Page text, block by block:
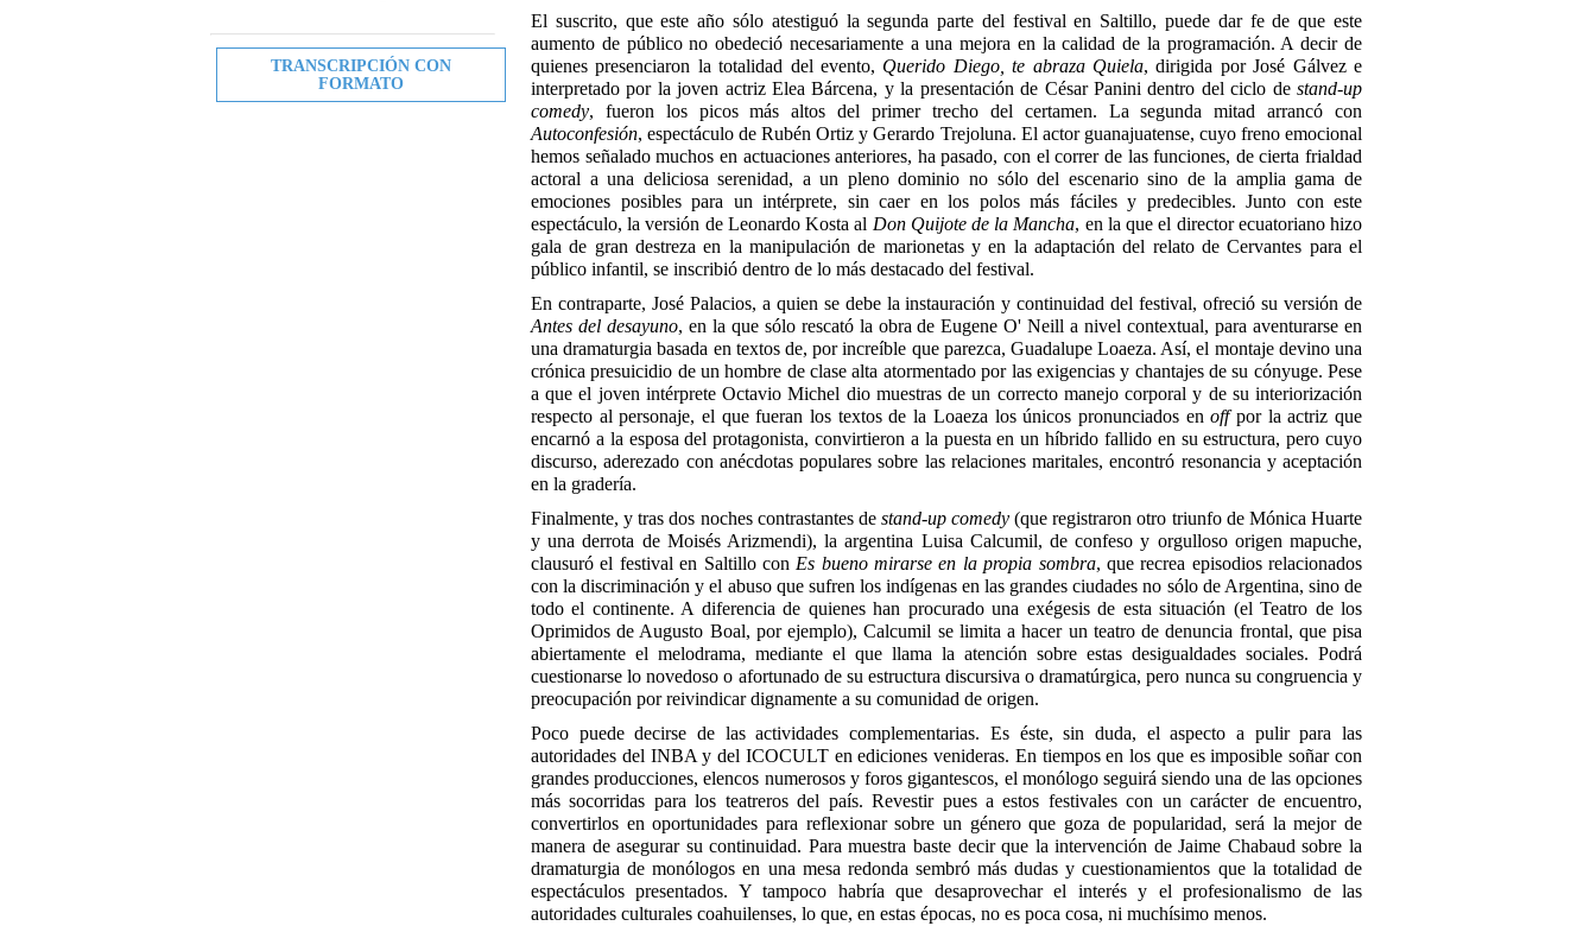
TRANSCRIPCIÓN CON
FORMATO
El suscrito, que este año sólo atestiguó la segunda parte del festival en Saltillo, puede dar fe de que este
aumento de público no obedeció necesariamente a una mejora en la calidad de la programación. A decir de
quienes presenciaron la totalidad del evento, Querido Diego, te abraza Quiela, dirigida por José Gálvez e
interpretado por la joven actriz Elea Bárcena, y la presentación de César Panini dentro del ciclo de stand-up
comedy, fueron los picos más altos del primer trecho del certamen. La segunda mitad arrancó con
Autoconfesión, espectáculo de Rubén Ortiz y Gerardo Trejoluna. El actor guanajuatense, cuyo freno emocional
hemos señalado muchos en actuaciones anteriores, ha pasado, con el correr de las funciones, de cierta frialdad
actoral a una deliciosa serenidad, a un pleno dominio no sólo del escenario sino de la amplia gama de
emociones posibles para un intérprete, sin caer en los polos más fáciles y predecibles. Junto con este
espectáculo, la versión de Leonardo Kosta al Don Quijote de la Mancha, en la que el director ecuatoriano hizo
gala de gran destreza en la manipulación de marionetas y en la adaptación del relato de Cervantes para el
público infantil, se inscribió dentro de lo más destacado del festival.
En contraparte, José Palacios, a quien se debe la instauración y continuidad del festival, ofreció su versión de
Antes del desayuno, en la que sólo rescató la obra de Eugene O' Neill a nivel contextual, para aventurarse en
una dramaturgia basada en textos de, por increíble que parezca, Guadalupe Loaeza. Así, el montaje devino una
crónica presuicidio de un hombre de clase alta atormentado por las exigencias y chantajes de su cónyuge. Pese
a que el joven intérprete Octavio Michel dio muestras de un correcto manejo corporal y de su interiorización
respecto al personaje, el que fueran los textos de la Loaeza los únicos pronunciados enoffpor la actriz que
encarnó a la esposa del protagonista, convirtieron a la puesta en un híbrido fallido en su estructura, pero cuyo
discurso, aderezado con anécdotas populares sobre las relaciones maritales, encontró resonancia y aceptación
en la gradería.
Finalmente, y tras dos noches contrastantes de stand-up comedy (que registraron otro triunfo de Mónica Huarte
y una derrota de Moisés Arizmendi), la argentina Luisa Calcumil, de confeso y orgulloso origen mapuche,
clausuró el festival en Saltillo con Es bueno mirarse en la propia sombra, que recrea episodios relacionados
con la discriminación y el abuso que sufren los indígenas en las grandes ciudades no sólo de Argentina, sino de
todo el continente. A diferencia de quienes han procurado una exégesis de esta situación (el Teatro de los
Oprimidos de Augusto Boal, por ejemplo), Calcumil se limita a hacer un teatro de denuncia frontal, que pisa
abiertamente el melodrama, mediante el que llama la atención sobre estas desigualdades sociales. Podrá
cuestionarse lo novedoso o afortunado de su estructura discursiva o dramatúrgica, pero nunca su congruencia y
preocupación por reivindicar dignamente a su comunidad de origen.
Poco puede decirse de las actividades complementarias. Es éste, sin duda, el aspecto a pulir para las
autoridades del INBA y del ICOCULT en ediciones venideras. En tiempos en los que es imposible soñar con
grandes producciones, elencos numerosos y foros gigantescos, el monólogo seguirá siendo una de las opciones
más socorridas para los teatreros del país. Revestir pues a estos festivales con un carácter de encuentro,
convertirlos en oportunidades para reflexionar sobre un género que goza de popularidad, será la mejor de
manera de asegurar su continuidad. Para muestra baste decir que la intervención de Jaime Chabaud sobre la
dramaturgia de monólogos en una mesa redonda sembró más dudas y cuestionamientos que la totalidad de
espectáculos presentados. Y tampoco habría que desaprovechar el interés y el profesionalismo de las
autoridades culturales coahuilenses, lo que, en estas épocas, no es poca cosa, ni muchísimo menos.